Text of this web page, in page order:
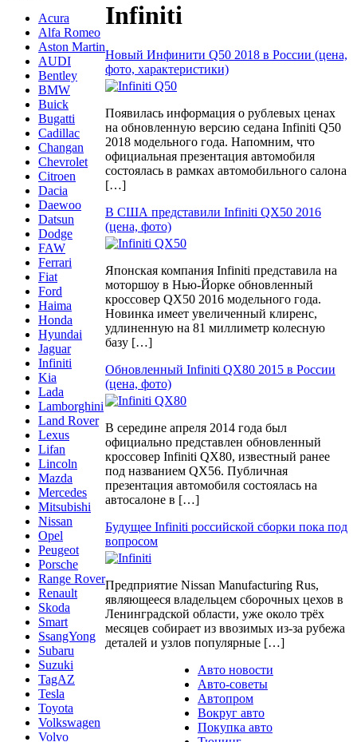
Acura
Alfa Romeo
Aston Martin
AUDI
Bentley
BMW
Buick
Bugatti
Cadillac
Changan
Chevrolet
Citroen
Dacia
Daewoo
Datsun
Dodge
FAW
Ferrari
Fiat
Ford
Haima
Honda
Hyundai
Jaguar
Infiniti
Kia
Lada
Lamborghini
Land Rover
Lexus
Lifan
Lincoln
Mazda
Mercedes
Mitsubishi
Nissan
Opel
Peugeot
Porsche
Range Rover
Renault
Skoda
Smart
SsangYong
Subaru
Suzuki
TagAZ
Tesla
Toyota
Volkswagen
Volvo
Infiniti
Новый Инфинити Q50 2018 в России (цена,
фото, характеристики)
Появилась информация о рублевых ценах
на обновленную версию седана Infiniti Q50
2018 модельного года. Напомним, что
официальная презентация автомобиля
состоялась в рамках автомобильного салона
[…]
В США представили Infiniti QX50 2016
(цена, фото)
Японская компания Infiniti представила на
моторшоу в Нью-Йорке обновленный
кроссовер QX50 2016 модельного года.
Новинка имеет увеличенный клиренс,
удлиненную на 81 миллиметр колесную
базу […]
Обновленный Infiniti QX80 2015 в России
(цена, фото)
В середине апреля 2014 года был
официально представлен обновленный
кроссовер Infiniti QX80, известный ранее
под названием QX56. Публичная
презентация автомобиля состоялась на
автосалоне в […]
Будущее Infiniti российской сборки пока под
вопросом
Предприятие Nissan Manufacturing Rus,
являющееся владельцем сборочных цехов в
Ленинградской области, уже около трёх
месяцев собирает из ввозимых из-за рубежа
деталей и узлов популярные […]
Авто новости
Авто-советы
Автопром
Вокруг авто
Покупка авто